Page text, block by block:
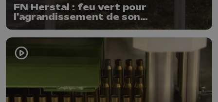
FN Herstal : feu vert pour
l'agrandissement de son
implantation au Limbourg